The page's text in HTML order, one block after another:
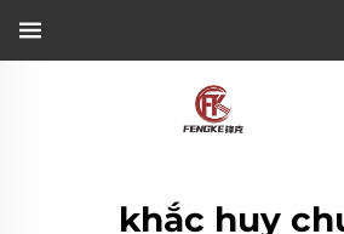
khắc huy